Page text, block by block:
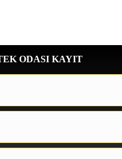
ODASI KAYIT